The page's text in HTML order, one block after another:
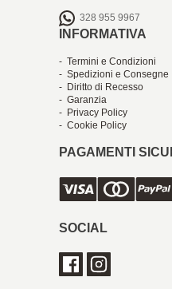
328 955 9967
INFORMATIVA
- Termini e Condizioni
- Spedizioni e Consegne
- Diritto di Recesso
- Garanzia
- Privacy Policy
- Cookie Policy
PAGAMENTI
SOCIAL